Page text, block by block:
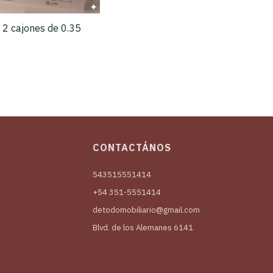
cajones de 0.35
CONTACTÁNOS
543515551414
+54 351-5551414
detodomobiliario@gmail.com
Blvd. de los Alemanes 6141